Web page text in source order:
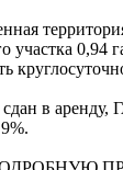
участка 0,94
в аренду,